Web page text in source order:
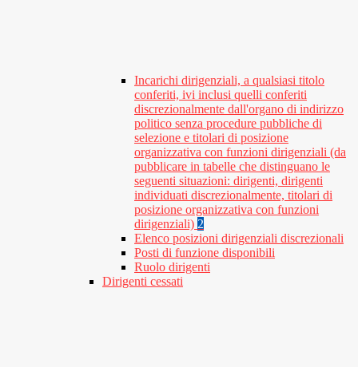
Incarichi dirigenziali, a qualsiasi titolo
conferiti, ivi inclusi quelli conferiti
discrezionalmente dall'organo di indirizzo
politico senza procedure pubbliche di
selezione e titolari di posizione
organizzativa con funzioni dirigenziali (da
pubblicare in tabelle che distinguano le
seguenti situazioni: dirigenti, dirigenti
individuati discrezionalmente, titolari di
posizione organizzativa con funzioni
dirigenziali) 2
Elenco posizioni dirigenziali discrezionali
Posti di funzione disponibili
Ruolo dirigenti
Dirigenti cessati